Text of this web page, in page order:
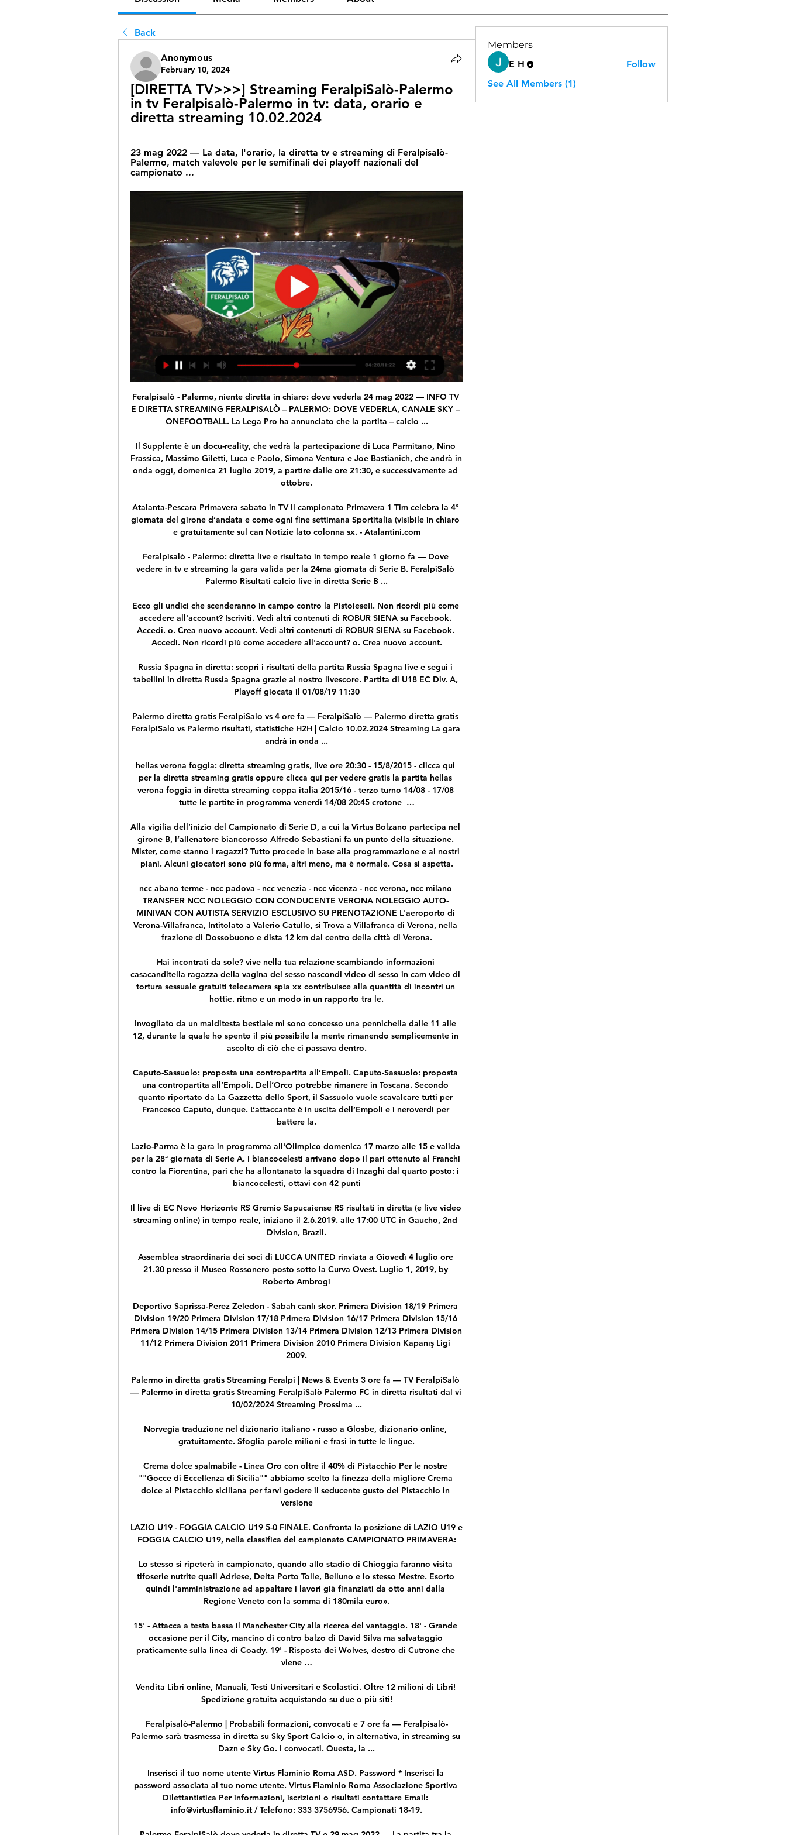
Back
Anonymous
February 10, 2024
[DIRETTA TV>>>] Streaming FeralpiSalò-Palermo
in tv Feralpisalò-Palermo in tv: data, orario e
diretta streaming 10.02.2024
23 mag 2022 — La data, l'orario, la diretta tv e streaming di Feralpisalò-
Palermo, match valevole per le semifinali dei playoff nazionali del
campionato ...
Feralpisalò - Palermo, niente diretta in chiaro: dove vederla 24 mag 2022 — INFO TV E DIRETTA STREAMING FERALPISALÒ – PALERMO: DOVE VEDERLA, CANALE SKY – ONEFOOTBALL. La Lega Pro ha annunciato che la partita – calcio ...

Il Supplente è un docu-reality, che vedrà la partecipazione di Luca Parmitano, Nino Frassica, Massimo Giletti, Luca e Paolo, Simona Ventura e Joe Bastianich, che andrà in onda oggi, domenica 21 luglio 2019, a partire dalle ore 21:30, e successivamente ad ottobre.

Atalanta-Pescara Primavera sabato in TV Il campionato Primavera 1 Tim celebra la 4° giornata del girone d’andata e come ogni fine settimana Sportitalia (visibile in chiaro e gratuitamente sul can Notizie lato colonna sx. - Atalantini.com

Feralpisalò - Palermo: diretta live e risultato in tempo reale 1 giorno fa — Dove vedere in tv e streaming la gara valida per la 24ma giornata di Serie B. FeralpiSalò Palermo Risultati calcio live in diretta Serie B ...

Ecco gli undici che scenderanno in campo contro la Pistoiese!!. Non ricordi più come accedere all'account? Iscriviti. Vedi altri contenuti di ROBUR SIENA su Facebook. Accedi. o. Crea nuovo account. Vedi altri contenuti di ROBUR SIENA su Facebook. Accedi. Non ricordi più come accedere all'account? o. Crea nuovo account.

Russia Spagna in diretta: scopri i risultati della partita Russia Spagna live e segui i tabellini in diretta Russia Spagna grazie al nostro livescore. Partita di U18 EC Div. A, Playoff giocata il 01/08/19 11:30

Palermo diretta gratis FeralpiSalo vs 4 ore fa — FeralpiSalò — Palermo diretta gratis FeralpiSalo vs Palermo risultati, statistiche H2H | Calcio 10.02.2024 Streaming La gara andrà in onda ...

hellas verona foggia: diretta streaming gratis, live ore 20:30 - 15/8/2015 - clicca qui per la diretta streaming gratis oppure clicca qui per vedere gratis la partita hellas verona foggia in diretta streaming coppa italia 2015/16 - terzo turno 14/08 - 17/08 tutte le partite in programma venerdì 14/08 20:45 crotone  …

Alla vigilia dell’inizio del Campionato di Serie D, a cui la Virtus Bolzano partecipa nel girone B, l’allenatore biancorosso Alfredo Sebastiani fa un punto della situazione. Mister, come stanno i ragazzi? Tutto procede in base alla programmazione e ai nostri piani. Alcuni giocatori sono più forma, altri meno, ma è normale. Cosa si aspetta.

ncc abano terme - ncc padova - ncc venezia - ncc vicenza - ncc verona, ncc milano TRANSFER NCC NOLEGGIO CON CONDUCENTE VERONA NOLEGGIO AUTO- MINIVAN CON AUTISTA SERVIZIO ESCLUSIVO SU PRENOTAZIONE L'aeroporto di Verona-Villafranca, Intitolato a Valerio Catullo, si Trova a Villafranca di Verona, nella frazione di Dossobuono e dista 12 km dal centro della città di Verona.

Hai incontrati da sole? vive nella tua relazione scambiando informazioni casacanditella ragazza della vagina del sesso nascondi video di sesso in cam video di tortura sessuale gratuiti telecamera spia xx contribuisce alla quantità di incontri un hottie. ritmo e un modo in un rapporto tra le.

Invogliato da un malditesta bestiale mi sono concesso una pennichella dalle 11 alle 12, durante la quale ho spento il più possibile la mente rimanendo semplicemente in ascolto di ciò che ci passava dentro.

Caputo-Sassuolo: proposta una contropartita all’Empoli. Caputo-Sassuolo: proposta una contropartita all’Empoli. Dell’Orco potrebbe rimanere in Toscana. Secondo quanto riportato da La Gazzetta dello Sport, il Sassuolo vuole scavalcare tutti per Francesco Caputo, dunque. L’attaccante è in uscita dell’Empoli e i neroverdi per battere la.

Lazio-Parma è la gara in programma all'Olimpico domenica 17 marzo alle 15 e valida per la 28ª giornata di Serie A. I biancocelesti arrivano dopo il pari ottenuto al Franchi contro la Fiorentina, pari che ha allontanato la squadra di Inzaghi dal quarto posto: i biancocelesti, ottavi con 42 punti

Il live di EC Novo Horizonte RS Gremio Sapucaiense RS risultati in diretta (e live video streaming online) in tempo reale, iniziano il 2.6.2019. alle 17:00 UTC in Gaucho, 2nd Division, Brazil.

Assemblea straordinaria dei soci di LUCCA UNITED rinviata a Giovedì 4 luglio ore 21.30 presso il Museo Rossonero posto sotto la Curva Ovest. Luglio 1, 2019, by Roberto Ambrogi

Deportivo Saprissa-Perez Zeledon - Sabah canlı skor. Primera Division 18/19 Primera Division 19/20 Primera Division 17/18 Primera Division 16/17 Primera Division 15/16 Primera Division 14/15 Primera Division 13/14 Primera Division 12/13 Primera Division 11/12 Primera Division 2011 Primera Division 2010 Primera Division Kapanış Ligi 2009.

Palermo in diretta gratis Streaming Feralpi | News & Events 3 ore fa — TV FeralpiSalò — Palermo in diretta gratis Streaming FeralpiSalò Palermo FC in diretta risultati dal vi 10/02/2024 Streaming Prossima ...

Norvegia traduzione nel dizionario italiano - russo a Glosbe, dizionario online, gratuitamente. Sfoglia parole milioni e frasi in tutte le lingue.

Crema dolce spalmabile - Linea Oro con oltre il 40% di Pistacchio Per le nostre ""Gocce di Eccellenza di Sicilia"" abbiamo scelto la finezza della migliore Crema dolce al Pistacchio siciliana per farvi godere il seducente gusto del Pistacchio in versione

LAZIO U19 - FOGGIA CALCIO U19 5-0 FINALE. Confronta la posizione di LAZIO U19 e FOGGIA CALCIO U19, nella classifica del campionato CAMPIONATO PRIMAVERA:

Lo stesso si ripeterà in campionato, quando allo stadio di Chioggia faranno visita tifoserie nutrite quali Adriese, Delta Porto Tolle, Belluno e lo stesso Mestre. Esorto quindi l'amministrazione ad appaltare i lavori già finanziati da otto anni dalla Regione Veneto con la somma di 180mila euro».

15' - Attacca a testa bassa il Manchester City alla ricerca del vantaggio. 18' - Grande occasione per il City, mancino di contro balzo di David Silva ma salvataggio praticamente sulla linea di Coady. 19' - Risposta dei Wolves, destro di Cutrone che viene …

Vendita Libri online, Manuali, Testi Universitari e Scolastici. Oltre 12 milioni di Libri! Spedizione gratuita acquistando su due o più siti!

Feralpisalò-Palermo | Probabili formazioni, convocati e 7 ore fa — Feralpisalò-Palermo sarà trasmessa in diretta su Sky Sport Calcio o, in alternativa, in streaming su Dazn e Sky Go. I convocati. Questa, la ...

Inserisci il tuo nome utente Virtus Flaminio Roma ASD. Password * Inserisci la password associata al tuo nome utente. Virtus Flaminio Roma Associazione Sportiva Dilettantistica Per informazioni, iscrizioni o risultati contattare Email: info@virtusflaminio.it / Telefono: 333 3756956. Campionati 18-19.

Palermo-FeralpiSalò dove vederla in diretta TV e 29 mag 2022 — La partita tra la formazione di Baldini e quella di Vecchi è in programma oggi domenica 29 maggio alle ore 20:30 in uno stadio Barbera sold out ...

VideoNord (Vercelli) middot. Telemonterosa (Borgosesia Vercelli ) A2 Silver, tutto sul quarto turno - Basketincontro. AZZURRA TV - TELE VCO Puglia - Basilicata - Campania In Lombardia la copertura del digitale terrestre и su Milano cittа e su tutti i capoluoghi di provincia. Azzurra VCO (digitale terrestre) diretta rally (18/09/11).

La vita in Diretta gli ospiti di oggi di Lorella Cuccarini: orario, streaming su Rai Play,. come poche altre volte la Cuccarini si è mostrata seccata da una dichiarazione da parte di ospiti nelle sue trasmissione.. tra cui la morte dei due agenti uccisi a Trieste e la morte della …

Le banche presenti a L'Aquila (Provincia di L'Aquila - Abruzzo). Lista sportelli bancari aquilani con indirizzo, codice ABI e CAB agenzia. Mutui, prestiti e finanziamenti. Le filiali nel comune. Dove aprire un nuovo conto corrente.

(FERPRESS) – Roma, 6 NOV – Dalle 12 sta tornando progressivamente alla normalità la circolazione ferroviaria sulla linea AV fra Milano e Bologna, rallentata dalle 6.30. Motivi dei rallentamenti sono stati un guasto alla linea elettrica, probabilmente provocato dal maltempo che ha interessato la Lombardia, e un treno fermo in.

Al collegio, intanto, Alex Djordjevic e Sara Piccione, i peggiori della scorsa settimana, superano la prova su Gabriele D’Annunzio e il preside conferma loro il posto. Proseguono, inoltre, le regolari lezioni, con Vincenzo Crispino e Asia Busciantella che vengono ’sbattuti’ fuori dalla classe

Inizialmente diretta dal M.o Antonio Montanari, la corale di Imola si affermò definitivamente sotto la direzione del Maestro Turibio Baruzzi, uomo colto e compositore in primo piano fra i cultori del nostro canto popolare. Egli divenne l'artefice di una lunga serie di successi riuscendo a plasmare

Coppa Italia Serie D Commento in diretta di Casale v Sanremese 28 novembre 2018, comprese tutte le statistiche e gli eventi chiave della partita, aggiornate all'istante.

Profilo giocatore, statistiche sfide insieme con incontri piú recenti e più prossimi del giocatore: Pol Martin Tiffon - profilo / statistiche - superficie: argilla

Vedi tutte le partite in streaming gratis su HesGoal!. Di seguito alcuni esempi di come viene visualizzata la partita, dopo aver fatto il login sul sito del Bookmaker.

Verrà giocata in Mongolia, a Ulaanbaatar, dal 3 al 7 giugno, la FIBA 3×3 U18 World Cup, il campionato del mondo per Nazionali 3×3 under 18, a cui l’Italia partecipa nel Torneo Maschile. L’edizione precedente nel 2017, mentre nel 2018 invece del Mondiale si …

Francia: Trovato 2, Birello 3, Ghinazzi 7, Zanotti 7, Landucci 11, Bavieri (K) 11, Tinelli 12, Alberti 1, Mallil 4, Cuppi 2. All. Brusco – Cerchiari. Comincia con un referto giallo il girone di ritorno della seconda fase U20, con Castelfranco che cede contro Pall. Francia.

Campania e Lazio: Gemellaggio CSI a Frascati Le rappresentative regionali di Campania e Lazio del Centro Sportivo Italiano s'incontreranno a Frascati nel weekend 22-23 giugno, per vivere un meeting sportivo nell’ambito dei gemellaggi CSI “Insieme per Sport”.

Centinaia di offerte da Unieuro.it. I migliori negozi di Elettronica, Informatica e Telefonia. Prenota online, paga e ritira in oltre 400 punti vendita.

“sanremoJunior”,
Members
E H
Follow
See All Members (1)